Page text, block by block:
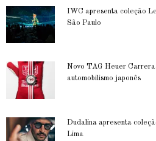
IWC apresenta coleção
São Paulo
Novo TAG Heuer
automobilismo japonês
Dudalina apresenta
Lima